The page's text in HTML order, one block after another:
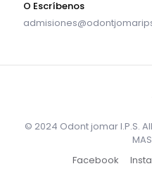
O Escríbenos
© 2024 Odont jomar I.P.S.
Facebook